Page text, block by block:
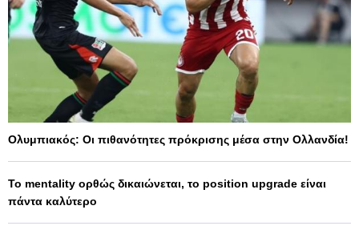
Ολυμπιακός: Οι πιθανότητες πρόκρισης μέσα στην Ολλανδία!
Το mentality ορθώς δικαιώνεται, το position upgrade είναι
πάντα καλύτερο